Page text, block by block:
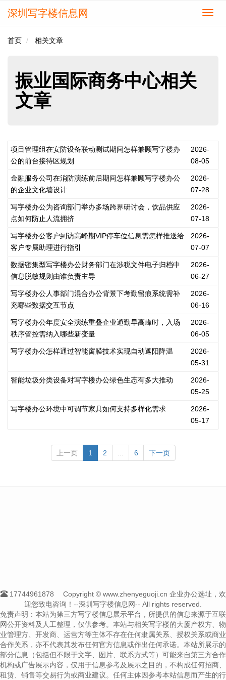
切
深圳写字楼信息网
首页 相关文章
振业国际商务中心相关
文章
项目管理组在安防设备联动测试期间怎样兼顾写字楼办
公的前台接待区规划
2026-
08-05
金融服务公司在消防演练前后期间怎样兼顾写字楼办公
的企业文化墙设计
2026-
07-28
写字楼办公为咨询部门举办多场跨界研讨会，饮品供应
点如何防止人流拥挤
2026-
07-18
写字楼办公客户到访高峰期VIP停车位信息需怎样推送给
客户专属助理进行指引
2026-
07-07
数据密集型写字楼办公财务部门在涉税文件电子归档中
信息脱敏规则由谁负责主导
2026-
06-27
写字楼办公人事部门混合办公背景下考勤留痕系统需补
充哪些数据交互节点
2026-
06-16
写字楼办公年度安全演练重叠企业通勤早高峰时，入场
秩序管控需纳入哪些新变量
2026-
06-05
写字楼办公怎样通过智能窗膜技术实现自动遮阳降温
2026-
05-31
智能垃圾分类设备对写字楼办公绿色生态有多大推动
2026-
05-25
写字楼办公环境中可调节家具如何支持多样化需求
2026-
05-17
上一页 1 2 6 下一页
17744961878
Copyright © www.zhenyeguoji.cn 企业办公选址，欢
迎您致电咨询！--深圳写字楼信息网-- All rights reserved.
免责声明：本站为第三方写字楼信息展示平台，所提供的信息来源于互联
网公开资料及人工整理，仅供参考。本站与相关写字楼的大厦产权方、物
业管理方、开发商、运营方等主体不存在任何隶属关系、授权关系或商业
合作关系，亦不代表其发布任何官方信息或作出任何承诺。本站所展示的
部分信息（包括但不限于文字、图片、联系方式等）可能来自第三方合作
机构或广告展示内容，仅用于信息参考及展示之目的，不构成任何招商、
租赁、销售等交易行为或商业建议。任何主体因参考本站信息而产生的行